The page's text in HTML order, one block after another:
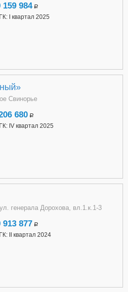
159 984 a
I квартал 2025
Свинорье
680 a
IV квартал 2025
генерала Дорохова, вл.1.к.1-3
913 877 a
II квартал 2024